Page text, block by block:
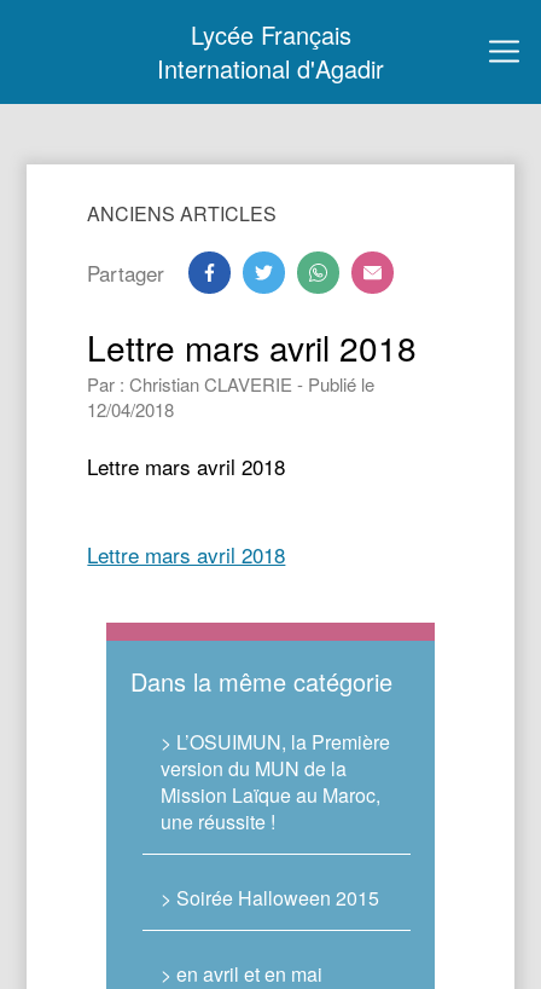
Lycée Français
International d'Agadir
ANCIENS ARTICLES
Partager
Lettre mars avril 2018
Par : Christian CLAVERIE - Publié le
12/04/2018
Lettre mars avril 2018
Lettre mars avril 2018
Dans la même catégorie
> L’OSUIMUN, la Première
version du MUN de la
Mission Laïque au Maroc,
une réussite !
> Soirée Halloween 2015
> en avril et en mai